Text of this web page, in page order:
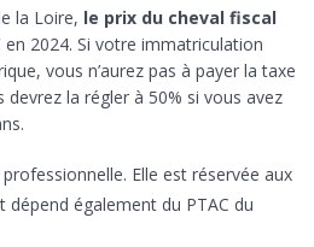
la Loire, le prix du cheval fiscal
en 2024. Si votre immatriculation
vous n’aurez pas à payer la taxe
devrez la régler à 50% si vous avez
Elle est réservée aux
dépend également du PTAC du